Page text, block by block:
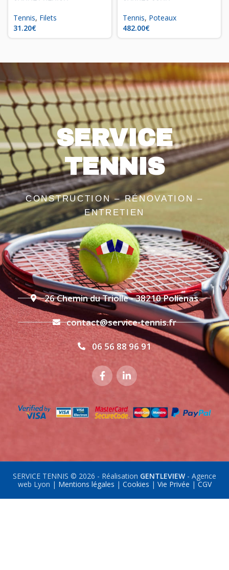
Tennis, Filets
€
Tennis, Poteaux
€
SERVICE
TENNIS
CONSTRUCTION – RÉNOVATION –
ENTRETIEN
26 Chemin du Triolle - 38210 Polienas
contact@service-tennis.fr
06 56 88 96 91
SERVICE TENNIS © 2026 - Réalisation GENTLEVIEW - Agence
web Lyon | Mentions légales | Cookies | Vie Privée |CGV